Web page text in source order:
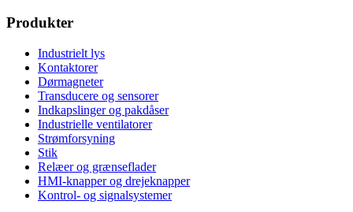
Produkter
Industrielt lys
Kontaktorer
Dørmagneter
Transducere og sensorer
Indkapslinger og pakdåser
Industrielle ventilatorer
Strømforsyning
Stik
Relæer og grænseflader
HMI-knapper og drejeknapper
Kontrol- og signalsystemer